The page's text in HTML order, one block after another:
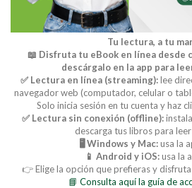
Tu lectura, a tu
📖 Disfruta tu eBook en línea desde
descárgalo en la app para
✅ Lectura en línea (streaming):lee
navegador web (computador, celular o
Solo inicia sesión en tu cuenta y haz
✅ Lectura sin conexión (offline):
descarga tus libros para
🖥️ Windows y Mac:usa la
📱 Android y iOS:usa la
👉 Elige la opción que prefieras y
📘 Consulta aquí la guía de